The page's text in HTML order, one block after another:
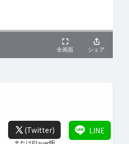
(Twitter) LINE